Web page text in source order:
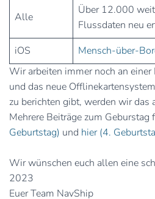
Alle
Über 12.000
Flussdaten neu
iOS
Mensch-über-
Wir arbeiten immer noch an
und das neue
zu berichten gibt, werden wir das
Mehrere Beiträge zum
Geburtstag) und hier (4.
Wir wünschen euch allen eine
2023
Euer Team NavShip